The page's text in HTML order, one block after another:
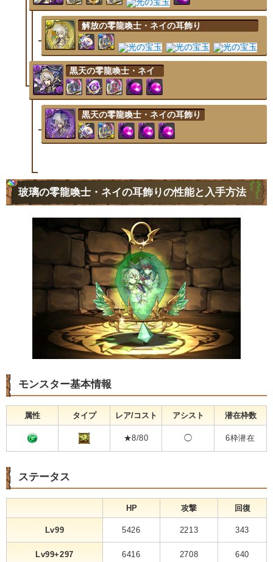
解放の零龍喚士・ネイの耳飾り
黒天の零龍喚士・ネイ
黒天の零龍喚士・ネイの耳飾り
玻璃の零龍喚士・ネイの耳飾りの性能と入手方法
モンスター基本情報
属性 タイプ レア/コスト アシスト 潜在枠数
★8/80 ◯ 6枠潜在
ステータス
HP 攻撃 回復
Lv99 5426 2213 343
Lv99+297 6416 2708 640